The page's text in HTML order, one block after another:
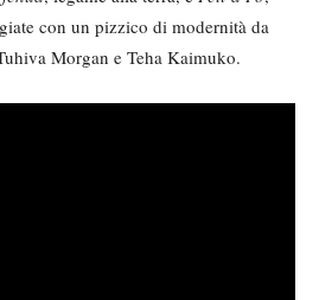
con un pizzico di modernità da
Morgan e Teha Kaimuko.